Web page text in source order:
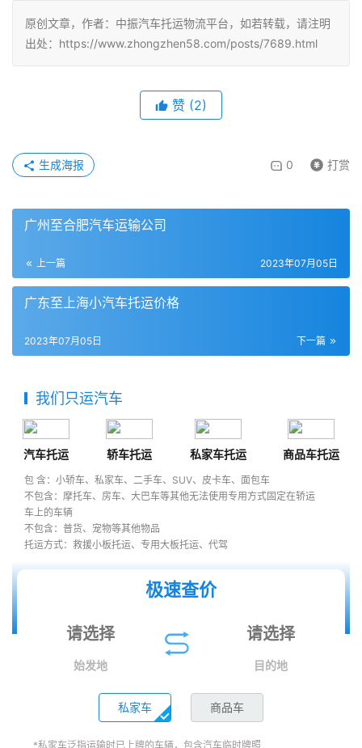
原创文章，作者：中振汽车托运物流平台，如若转载，请注明
出处：https://www.zhongzhen58.com/posts/7689.html
赞 (2)
0 打赏
生成海报
广州至合肥汽车运输公司
上一篇 2023年07月05日
广东至上海小汽车托运价格
下一篇
2023年07月05日
我们只运汽车
汽车托运 轿车托运 私家车托运 商品车托运
包 含：小轿车、私家车、二手车、SUV、皮卡车、面包车
不包含：摩托车、房车、大巴车等其他无法使用专用方式固定在轿运
车上的车辆
不包含：普货、宠物等其他物品
托运方式：救援小板托运、专用大板托运、代驾
极速查价
始发地 目的地
私家车 商品车
*私家车泛指运输时已上牌的车辆，包含汽车临时牌照